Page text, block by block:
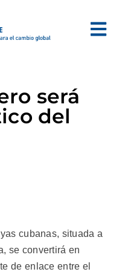
será
del
cubanas, situada a
se convertirá en
de enlace entre el